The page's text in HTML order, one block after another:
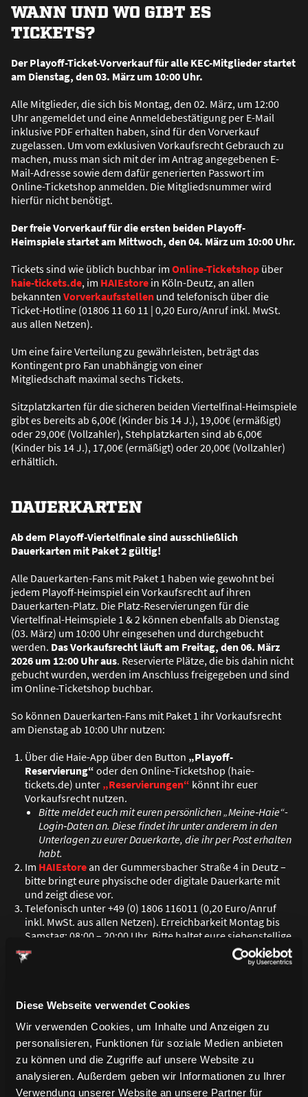
Diese Webseite verwendet Cookies
Wir verwenden Cookies, um Inhalte und Anzeigen zu
personalisieren, Funktionen für soziale Medien anbieten
zu können und die Zugriffe auf unsere Website zu
analysieren. Außerdem geben wir Informationen zu Ihrer
Verwendung unserer Website an unsere Partner für
WANN UND WO GIBT ES
TICKETS?
Der Playoff-Ticket-Vorverkauf für alle KEC-Mitglieder startet
am Dienstag, den 03. März um 10:00 Uhr.
Alle Mitglieder, die sich bis Montag, den 02. März, um 12:00
Uhr angemeldet und eine Anmeldebestätigung per E-Mail
inklusive PDF erhalten haben, sind für den Vorverkauf
zugelassen. Um vom exklusiven Vorkaufsrecht Gebrauch zu
machen, muss man sich mit der im Antrag angegebenen E-
Mail-Adresse sowie dem dafür generierten Passwort im
Online-Ticketshop anmelden. Die Mitgliedsnummer wird
hierfür nicht benötigt.
Der freie Vorverkauf für die ersten beiden Playoff-
Heimspiele startet am Mittwoch, den 04. März um 10:00 Uhr.
Tickets sind wie üblich buchbar im Online-Ticketshop über
haie-tickets.de, im HAIEstore in Köln-Deutz, an allen
bekannten Vorverkaufsstellen und telefonisch über die
Ticket-Hotline (01806 11 60 11 | 0,20 Euro/Anruf inkl. MwSt.
aus allen Netzen).
Um eine faire Verteilung zu gewährleisten, beträgt das
Kontingent pro Fan unabhängig von einer
Mitgliedschaft maximal sechs Tickets.
Sitzplatzkarten für die sicheren beiden Viertelfinal-Heimspiele
gibt es bereits ab 6,00€ (Kinder bis 14 J.), 19,00€ (ermäßigt)
oder 29,00€ (Vollzahler), Stehplatzkarten sind ab 6,00€
(Kinder bis 14 J.), 17,00€ (ermäßigt) oder 20,00€ (Vollzahler)
erhältlich.
DAUERKARTEN
Ab dem Playoff-Viertelfinale sind ausschließlich
Dauerkarten mit Paket 2 gültig!
Alle Dauerkarten-Fans mit Paket 1 haben wie gewohnt bei
jedem Playoff-Heimspiel ein Vorkaufsrecht auf ihren
Dauerkarten-Platz. Die Platz-Reservierungen für die
Viertelfinal-Heimspiele 1 & 2 können ebenfalls ab Dienstag
(03. März) um 10:00 Uhr eingesehen und durchgebucht
werden. Das Vorkaufsrecht läuft am Freitag, den 06. März
2026 um 12:00 Uhr aus. Reservierte Plätze, die bis dahin nicht
gebucht wurden, werden im Anschluss freigegeben und sind
im Online-Ticketshop buchbar.
So können Dauerkarten-Fans mit Paket 1 ihr Vorkaufsrecht
am Dienstag ab 10:00 Uhr nutzen:
Über die Haie-App über den Button „Playoff-
Reservierung“ oder den Online-Ticketshop (haie-
tickets.de) unter „Reservierungen“ könnt ihr euer
Vorkaufsrecht nutzen.
Bitte meldet euch mit euren persönlichen „Meine‑Haie“-
Login‑Daten an. Diese findet ihr unter anderem in den
Unterlagen zu eurer Dauerkarte, die ihr per Post erhalten
habt.
Im HAIEstorean der Gummersbacher Straße 4 in Deutz –
bitte bringt eure physische oder digitale Dauerkarte mit
und zeigt diese vor.
Telefonisch unter +49 (0) 1806 116011 (0,20 Euro/Anruf
inkl. MwSt. aus allen Netzen). Erreichbarkeit Montag bis
Samstag: 08:00 – 20:00 Uhr. Bitte haltet eure siebenstellige
Dauerkartennummer bereit. Diese befindet sich auf der
Dauerkarte oder den Unterlagen, die ihr vor kurzem per
VIP-TICKETS
Wer ein Playoff-Heimspiel mit einem ganz exklusiven Erlebnis
verbinden möchte, für den bieten sich unsere verschiedenen
VIP-Bereiche in der LANXESS arena bestens an.